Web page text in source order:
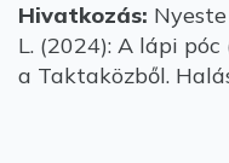
Hivatkozás:
L. (2024): A lápi póc
a Taktaközből.